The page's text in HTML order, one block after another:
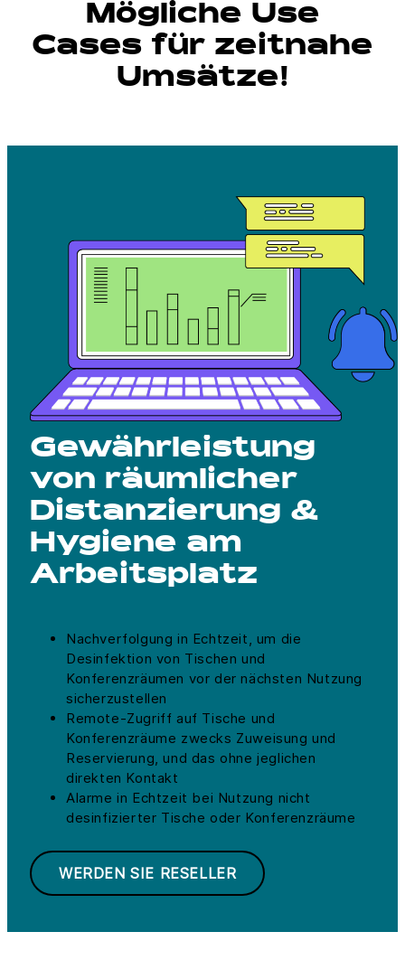
Mögliche Use
Cases für zeitnahe
Umsätze!
Gewährleistung
von räumlicher
Distanzierung &
Hygiene am
Arbeitsplatz
Nachverfolgung in Echtzeit, um die
Desinfektion von Tischen und
Konferenzräumen vor der nächsten Nutzung
sicherzustellen
Remote-Zugriff auf Tische und
Konferenzräume zwecks Zuweisung und
Reservierung, und das ohne jeglichen
direkten Kontakt
Alarme in Echtzeit bei Nutzung nicht
desinfizierter Tische oder Konferenzräume
WERDEN SIE RESELLER